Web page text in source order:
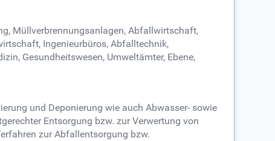
Müllverbrennungsanlagen, Abfallwirtschaft,
Ingenieurbüros, Abfalltechnik,
Gesundheitswesen, Umweltämter, Ebene,
und Deponierung wie auch Abwasser- sowie
Entsorgung bzw. zur Verwertung von
zur Abfallentsorgung bzw.